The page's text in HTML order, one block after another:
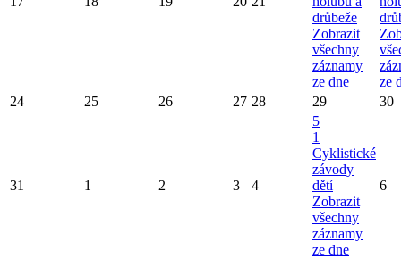
drůbeže
Zobrazit
všechny
záznamy
ze dne
ze
24
25 26 27 28 29 30
31 1 2 3 4
5
1
Cyklistické
závody
dětí
Zobrazit
všechny
záznamy
ze dne
6